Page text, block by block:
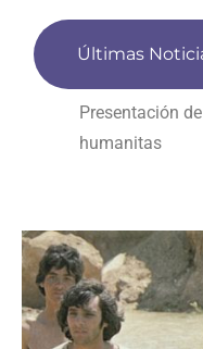
Últimas
Presentación de la
humanitas